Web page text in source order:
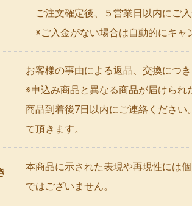
ご注文確定後、５営業日以内にご入
※ご入金がない場合は自動的にキャ
お客様の事由による返品、交換につ
※申込み商品と異なる商品が届けられ
商品到着後7日以内にご連絡くださ
て頂きます。
本商品に示された表現や再現性には
ではございません。